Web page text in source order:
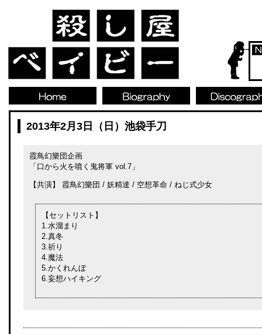
2013年2月3日（日）池袋手刀
霞鳥幻樂団企画
「口から火を噴く鬼将軍 vol.7」
【共演】 霞鳥幻樂団 / 妖精達 / 空想革命 / ねじ式少女
【セットリスト】
1.水溜まり
2.真冬
3.祈り
4.魔法
5.かくれんぼ
6.妄想ハイキング